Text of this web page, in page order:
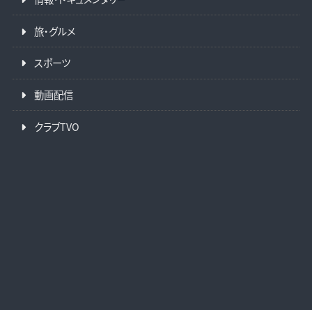
旅・グルメ
スポーツ
動画配信
クラブTVO